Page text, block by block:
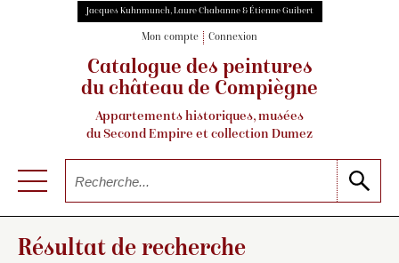
Jacques Kuhnmunch, Laure Chabanne & Étienne Guibert
Mon compte Connexion
Catalogue des peintures
du château de Compiègne
Appartements historiques, musées
du Second Empire et collection Dumez
Résultat de recherche